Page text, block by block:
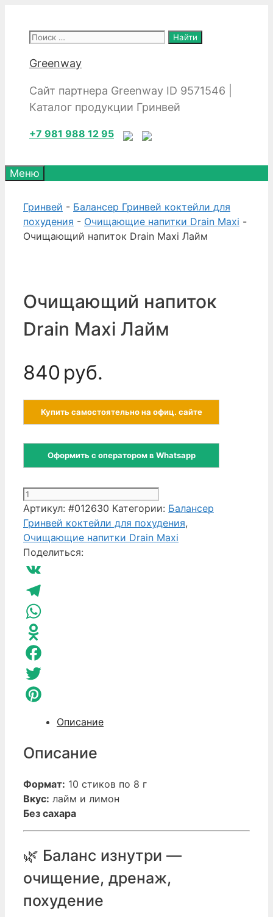
содержимому
Поиск:
Greenway
Сайт партнера Greenway ID 9571546 |
Каталог продукции Гринвей
+7 981 988 12 95
Меню
Гринвей - Балансер Гринвей коктейли для
похудения - Очищающие напитки Drain Maxi -
Очищающий напиток Drain Maxi Лайм
Очищающий напиток
Drain Maxi Лайм
840 руб.
Купить самостоятельно на офиц. сайте
Оформить с оператором в Whatsapp
Количество
товара
Очищающий
напиток
Drain
Maxi
Артикул: #012630 Категории: Балансер
Гринвей коктейли для похудения,
Очищающие напитки Drain Maxi
Поделиться:
VK
Telegram
WhatsApp
Odnoklassniki
Facebook
Twitter
Описание
Описание
Формат: 10 стиков по 8 г
Вкус: лайм и лимон
Без сахара
🌿 Баланс изнутри —
очищение, дренаж,
похудение